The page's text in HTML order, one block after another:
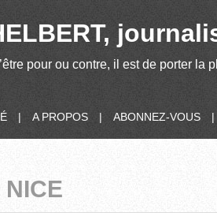
pour ou contre, il est de porter
| A PROPOS | ABONNEZ-VOUS |
NICE